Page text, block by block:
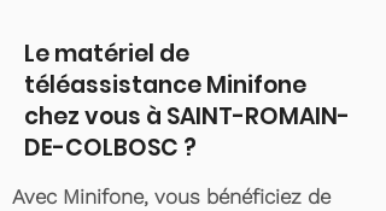
Le matériel de
téléassistance Minifone
chez vous à SAINT-ROMAIN-
DE-COLBOSC ?
Avec Minifone, vous bénéficiez de